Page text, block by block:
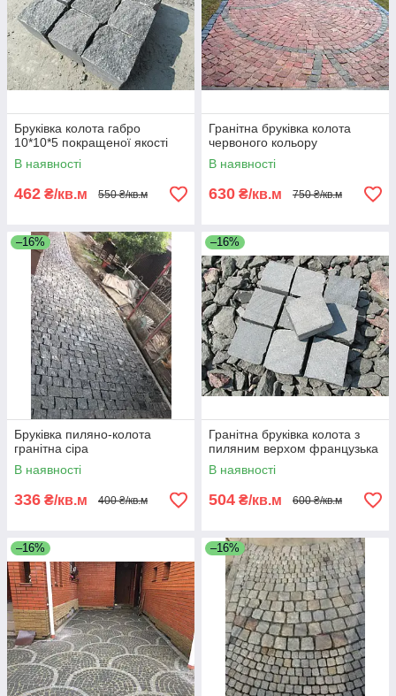
Бруківка колота габро
10*10*5 покращеної якості
В наявності
462 ₴/кв.м 550 ₴/кв.м
Гранітна бруківка колота
червоного кольору
В наявності
630 ₴/кв.м 750 ₴/кв.м
–16%
Бруківка пиляно-колота
гранітна сіра
В наявності
336 ₴/кв.м 400 ₴/кв.м
–16%
Гранітна бруківка колота з
пиляним верхом французька
В наявності
504 ₴/кв.м 600 ₴/кв.м
–16% –16%